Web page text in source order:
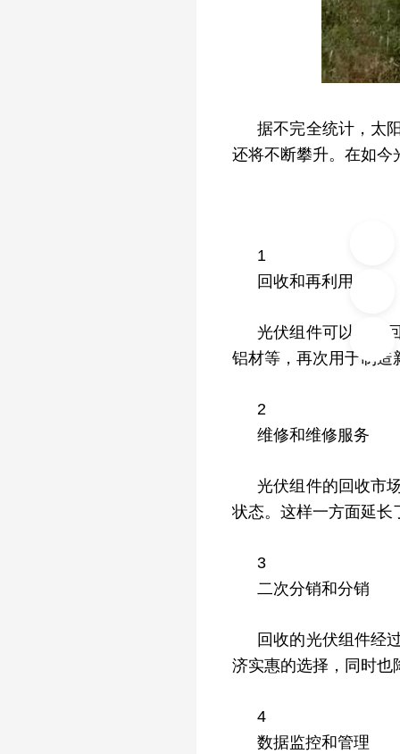
据不完全统计，太
还将不断攀升。在如今
1
回收和再利用
光伏组件可以通过
铝材等，再次用于制造
2
维修和维修服务
光伏组件的回收市
状态。这样一方面延长
3
二次分销和分销
回收的光伏组件经
济实惠的选择，同时也
4
数据监控和管理